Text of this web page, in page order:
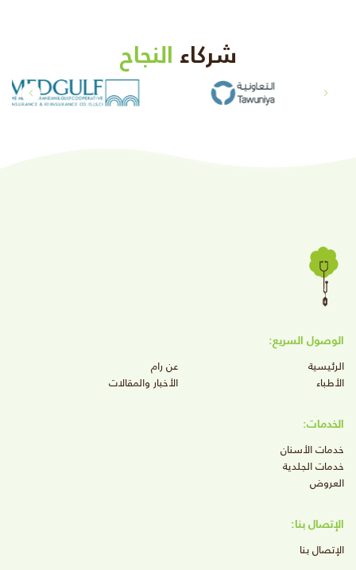
شركاء النجاح
الوصول السريع:
الرئيسية
عن رام
الأطباء
الأخبار والمقالات
الخدمات:
خدمات الأسنان
خدمات الجلدية
العروض
الإتصال بنا:
الإتصال بنا